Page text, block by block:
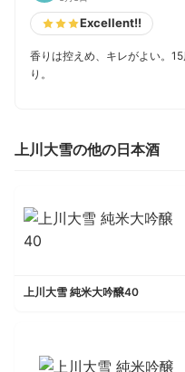
Excellent!!
香りは控えめ、キレがよい。
り。
上川大雪の他の日本酒
上川大雪 純米大吟醸40